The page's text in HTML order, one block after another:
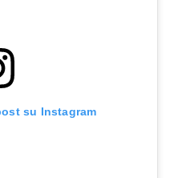
su Instagram